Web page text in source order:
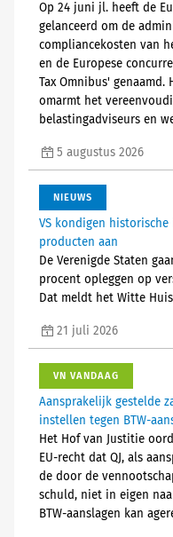
Op 24 juni jl. heeft de
gelanceerd om de
compliancekosten van
en de Europese
Tax Omnibus'
omarmt het
belastingadviseurs en
5 augustus 2026
NIEUWS
VS kondigen
producten aan
De Verenigde Staten
procent opleggen op
Dat meldt het Witte
21 juli 2026
VN VANDAAG
Aansprakelijk gestelde
instellen tegen BTW-
Het Hof van Justitie
EU-recht dat QJ, als
de door de
schuld, niet in eigen
BTW-aanslagen kan